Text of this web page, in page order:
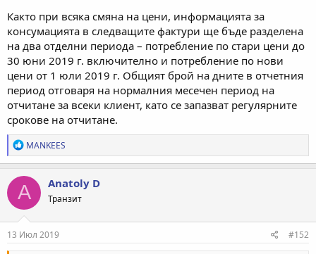
Както при всяка смяна на цени, информацията за
консумацията в следващите фактури ще бъде разделена
на два отделни периода – потребление по стари цени до
30 юни 2019 г. включително и потребление по нови
цени от 1 юли 2019 г. Общият брой на дните в отчетния
период отговаря на нормалния месечен период на
отчитане за всеки клиент, като се запазват регулярните
срокове на отчитане.
Р
е
а
к
ц
и
и
:
MANKEES
A Anatoly D
Транзит
13 Июл 2019 #152